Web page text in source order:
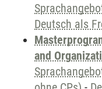
Deutsch als
and